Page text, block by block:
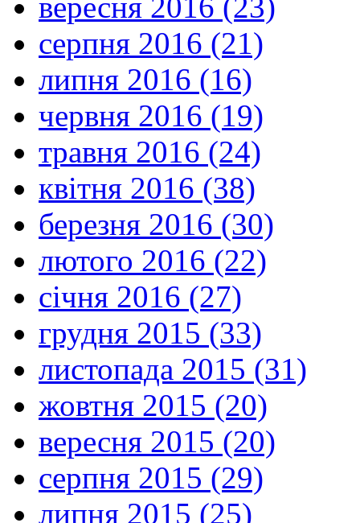
серпня 2016 (21)
липня 2016 (16)
червня 2016 (19)
травня 2016 (24)
квітня 2016 (38)
березня 2016 (30)
лютого 2016 (22)
січня 2016 (27)
грудня 2015 (33)
листопада 2015 (31)
жовтня 2015 (20)
вересня 2015 (20)
серпня 2015 (29)
липня 2015 (25)